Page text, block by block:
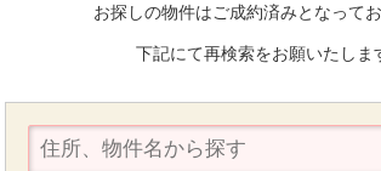
お探しの物件はご成約済みとなってお
下記にて再検索をお願いたしま